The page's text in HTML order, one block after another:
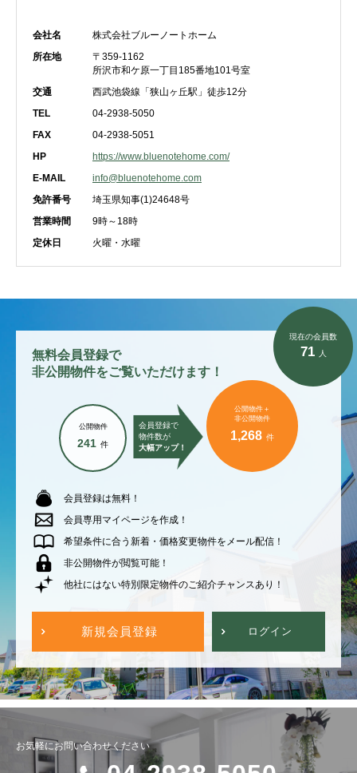
会社名
株式会社ブルーノートホーム
所在地
〒359-1162
所沢市和ケ原一丁目185番地101号室
交通
西武池袋線「狭山ヶ丘駅」徒歩12分
TEL
04-2938-5050
FAX
04-2938-5051
HP
https://www.bluenotehome.com/
E-MAIL
info@bluenotehome.com
免許番号
埼玉県知事(1)24648号
営業時間
9時～18時
定休日
火曜・水曜
無料会員登録で
非公開物件をご覧いただけます！
会員登録で
物件数が
大幅アップ！
公開物件
241 件
公開物件＋
非公開物件
1,268 件
現在の会員数
71 人
会員登録は無料！
会員専用マイページを作成！
希望条件に合う新着・価格変更物件をメール配信！
非公開物件が閲覧可能！
他社にはない特別限定物件のご紹介チャンスあり！
新規会員登録 ログイン
お気軽にお問い合わせください